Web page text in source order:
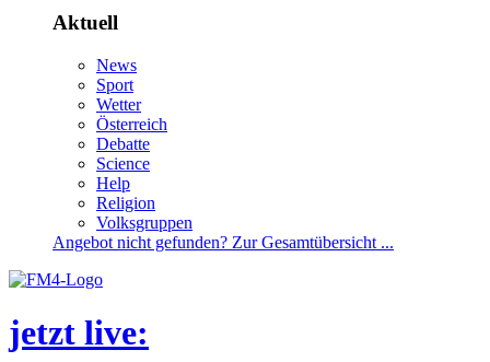
Aktuell
News
Sport
Wetter
Österreich
Debatte
Science
Help
Religion
Volksgruppen
Angebotnichtgefunden?ZurGesamtübersicht...
jetztlive: